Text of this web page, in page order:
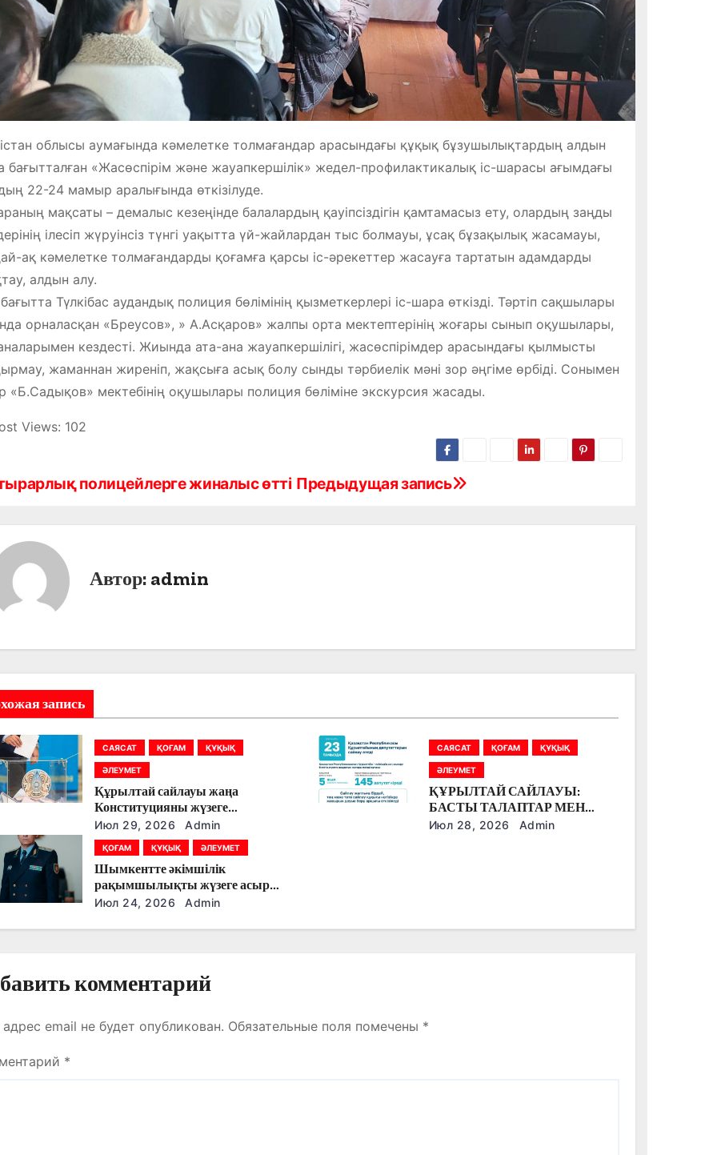
облысы аумағында кәмелетке толмағандар арасындағы құқық бұзушылықтардың алдын
бағытталған «Жасөспірім және жауапкершілік» жедел-профилактикалық іс-шарасы ағымдағы
22-24 мамыр аралығында өткізілуде.
мақсаты – демалыс кезеңінде балалардың қауіпсіздігін қамтамасыз ету, олардың заңды
ілесіп жүруінсіз түнгі уақытта үй-жайлардан тыс болмауы, ұсақ бұзақылық жасамауы,
ақ кәмелетке толмағандарды қоғамға қарсы іс-әрекеттер жасауға тартатын адамдарды
алдын алу.
Түлкібас аудандық полиция бөлімінің қызметкерлері іс-шара өткізді. Тәртіп сақшылары
орналасқан «Бреусов», » А.Асқаров» жалпы орта мектептерінің жоғары сынып оқушылары,
кездесті. Жиында ата-ана жауапкершілігі, жасөспірімдер арасындағы қылмысты
жаманнан жиреніп, жақсыға асық болу сынды тәрбиелік мәні зор әңгіме өрбіді. Сонымен
«Б.Садықов» мектебінің оқушылары полиция бөліміне экскурсия жасады.
Views: 102
Предыдущая запись
полицейлерге жиналыс өтті
Автор: admin
запись
САЯСАТ ҚОҒАМ ҚҰҚЫҚ
ӘЛЕУМЕТ
Құрылтай сайлауы жаңа
Конституцияны жүзеге
асырудың алғашқы кезеңі
болады
Июл 29, 2026 Admin
САЯСАТ ҚОҒАМ ҚҰҚЫҚ
ӘЛЕУМЕТ
ҚҰРЫЛТАЙ САЙЛАУЫ:
БАСТЫ ТАЛАПТАР МЕН
ЕРЕКШЕЛІКТЕР
Июл 28, 2026 Admin
ҚОҒАМ ҚҰҚЫҚ ӘЛЕУМЕТ
Шымкентте әкімшілік
рақымшылықты жүзеге асыру
қорытындылары шығарылды
Июл 24, 2026 Admin
комментарий
email не будет опубликован. Обязательные поля помечены *
*